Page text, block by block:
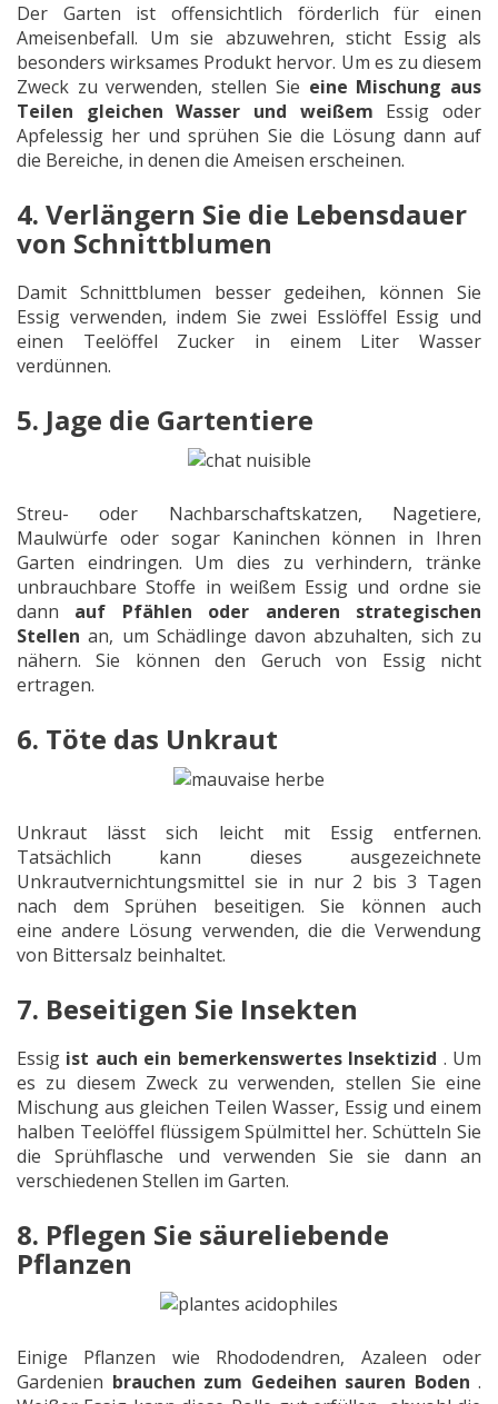
Der Garten ist offensichtlich förderlich für einen
Ameisenbefall. Um sie abzuwehren, sticht Essig als
besonders wirksames Produkt hervor. Um es zu diesem
Zweck zu verwenden, stellen Sie eine Mischung aus
Teilen gleichenWasser und weißem Essig oder
Apfelessig her und sprühen Sie die Lösung dann auf
die Bereiche, in denen die Ameisen erscheinen.
4. Verlängern Sie die Lebensdauer
von Schnittblumen
Damit Schnittblumen besser gedeihen, können Sie
Essig verwenden, indem Sie zwei Esslöffel Essig und
einen Teelöffel Zucker in einem Liter Wasser
verdünnen.
5. Jage die Gartentiere
Streu- oder Nachbarschaftskatzen, Nagetiere,
Maulwürfe oder sogar Kaninchen können in Ihren
Garten eindringen. Um dies zu verhindern, tränke
unbrauchbare Stoffe in weißem Essig und ordne sie
dann auf Pfählen oder anderen strategischen
Stellenan, um Schädlinge davon abzuhalten, sich zu
nähern. Sie können den Geruch von Essig nicht
ertragen.
6. Töte das Unkraut
Unkraut lässt sich leicht mit Essig entfernen.
Tatsächlich kann dieses ausgezeichnete
Unkrautvernichtungsmittel sie in nur 2 bis 3 Tagen
nach dem Sprühen beseitigen. Sie können auch
eine andere Lösung verwenden, die die Verwendung
von Bittersalz beinhaltet.
7. Beseitigen Sie Insekten
Essig ist auch ein bemerkenswertes Insektizid . Um
es zu diesem Zweck zu verwenden, stellen Sie eine
Mischung aus gleichen Teilen Wasser, Essig und einem
halben Teelöffel flüssigem Spülmittel her. Schütteln Sie
die Sprühflasche und verwenden Sie sie dann an
verschiedenen Stellen im Garten.
8. Pflegen Sie säureliebende
Pflanzen
Einige Pflanzen wie Rhododendren, Azaleen oder
Gardenien brauchen zum Gedeihen sauren Boden .